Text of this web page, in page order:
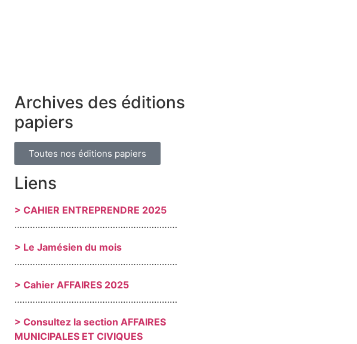
Archives des éditions
papiers
Toutes nos éditions papiers
Liens
> CAHIER ENTREPRENDRE 2025
………………………………………………………
> Le Jamésien du mois
………………………………………………………
> Cahier AFFAIRES 2025
………………………………………………………
> Consultez la section AFFAIRES
MUNICIPALES ET CIVIQUES